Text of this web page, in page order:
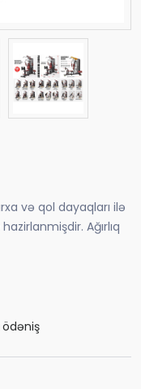
və qol dayaqları ilə
Ağırlıq